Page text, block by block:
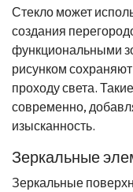
Стекло может
создания
функциональными
рисунком
проходу света.
современно,
изысканность.
Зеркальные
Зеркальные